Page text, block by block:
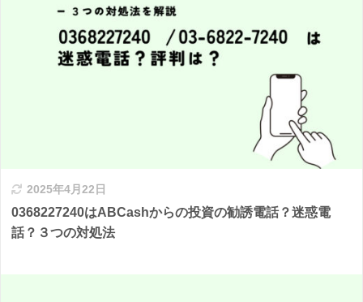
2025年4月22日
0368227240はABCashからの投資の勧誘電話？迷惑電
話？３つの対処法